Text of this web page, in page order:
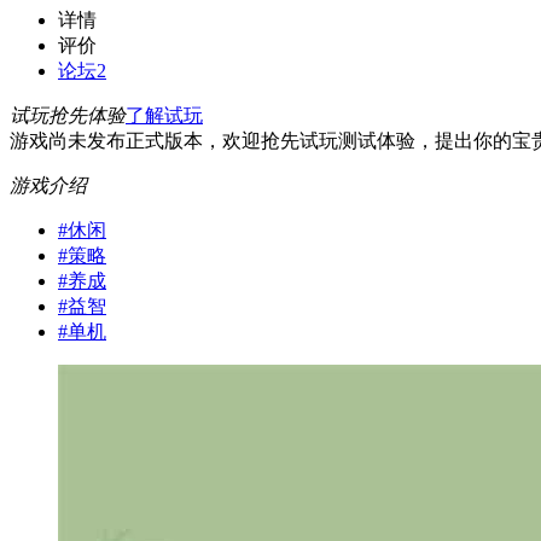
详情
评价
论坛2
试玩抢先体验了解试玩
游戏尚未发布正式版本，欢迎抢先试玩测试体验，提出你的宝
游戏介绍
#休闲
#策略
#养成
#益智
#单机